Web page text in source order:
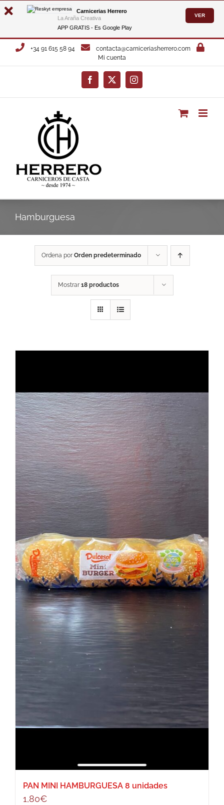
Carnicerias Herrero
La Araña Creativa
APP GRATIS - Es Google Play
VER
Saltar
+34 91 615 58 94
contacta@carniceriasherrero.com
Mi cuenta
Facebook
X Instagram
Hamburguesa
Ordena por Orden predeterminado
Mostrar 18 productos
PAN MINI HAMBURGUESA 8 unidades
1,80€